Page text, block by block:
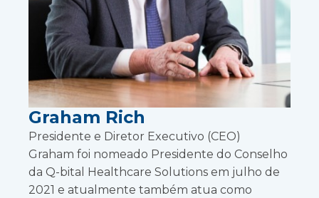
Graham Rich
Presidente e Diretor Executivo (CEO)
Graham foi nomeado Presidente do Conselho
da Q-bital Healthcare Solutions em julho de
2021 e atualmente também atua como